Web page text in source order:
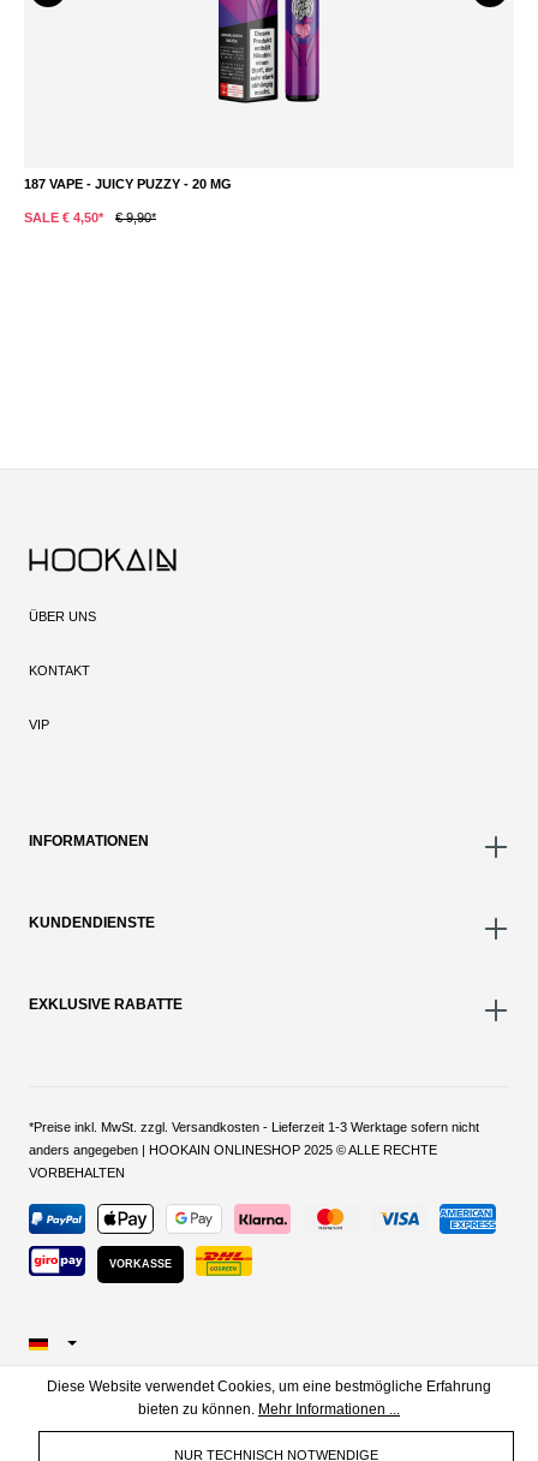
187 VAPE - JUICY PUZZY - 20 MG
SALE € 4,50* € 9,90*
ÜBER UNS
KONTAKT
VIP
INFORMATIONEN
KUNDENDIENSTE
EXKLUSIVE RABATTE
*Preise inkl. MwSt. zzgl. Versandkosten - Lieferzeit 1-3 Werktage sofern nicht
anders angegeben | HOOKAIN ONLINESHOP 2025 © ALLE RECHTE
VORBEHALTEN
VORKASSE
Diese Website verwendet Cookies, um eine bestmögliche Erfahrung
bieten zu können. Mehr Informationen ...
NUR TECHNISCH NOTWENDIGE